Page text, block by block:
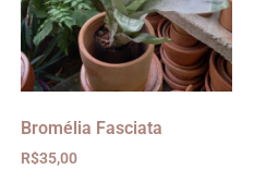
Bromélia Fasciata
R$35,00